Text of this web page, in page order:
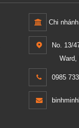
Chi
No. 13/
Ward,
0985